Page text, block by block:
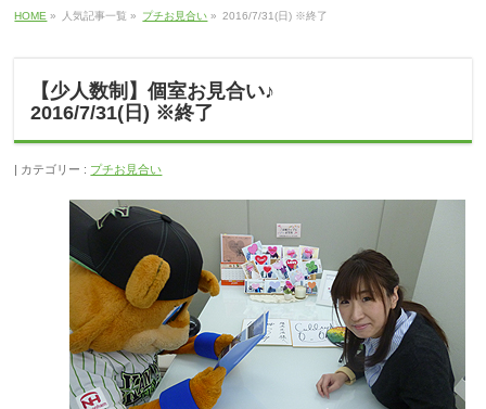
HOME » 人気記事一覧 » プチお見合い » 2016/7/31(日) ※終了
【少人数制】個室お見合い♪
2016/7/31(日) ※終了
カテゴリー : プチお見合い